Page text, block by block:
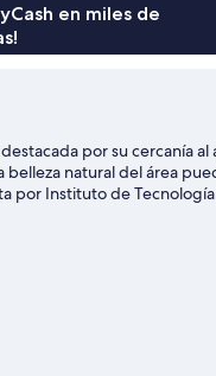
en miles de
por su cercanía
natural del área
por Instituto de
jet ski, kayaks y